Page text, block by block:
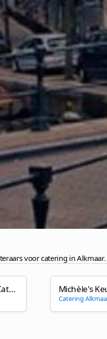
voor catering in Alkmaar.
Food for the Mood Party Catering Michèle's
Catering